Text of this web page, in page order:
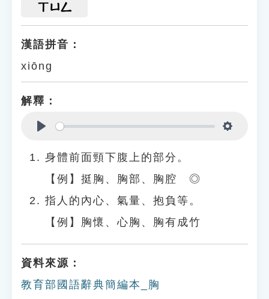
ㄒㄩㄥ
漢語拼音：
xiōng
解釋：
身體前面頸下腹上的部分。
【例】挺胸、胸部、胸腔 ◎
指人的內心、氣量、抱負等。
【例】胸懷、心胸、胸有成竹
資料來源：
教育部國語辭典簡編本_胸